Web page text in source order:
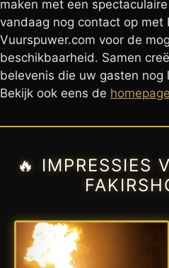
maken met een
vandaag nog contact op met
Vuurspuwer.com voor de
beschikbaarheid. Samen
belevenis die uw gasten nog
Bekijk ook eens de homepage
🔥 IMPRESSIES